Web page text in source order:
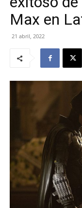
Max en
21 abril, 2022